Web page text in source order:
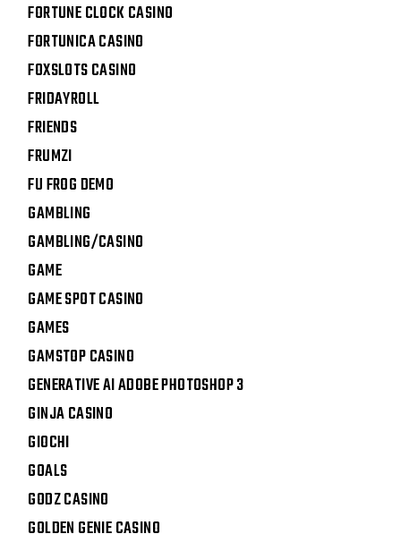
FORTUNE CLOCK CASINO
FORTUNICA CASINO
FOXSLOTS CASINO
FRIDAYROLL
FRIENDS
FRUMZI
FU FROG DEMO
GAMBLING
GAMBLING/CASINO
GAME
GAME SPOT CASINO
GAMES
GAMSTOP CASINO
GENERATIVE AI ADOBE PHOTOSHOP 3
GINJA CASINO
GIOCHI
GOALS
GODZ CASINO